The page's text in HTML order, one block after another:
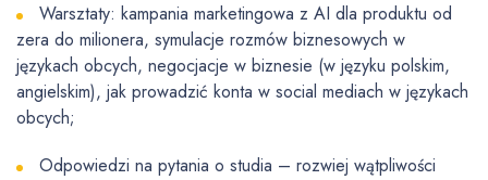
Warsztaty: kampania marketingowa z AI dla produktu od
zera do milionera, symulacje rozmów biznesowych w
językach obcych, negocjacje w biznesie (w języku polskim,
angielskim), jak prowadzić konta w social mediach w językach
obcych;
Odpowiedzi na pytania o studia – rozwiej wątpliwości